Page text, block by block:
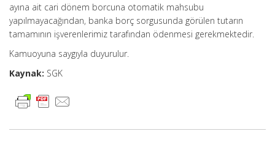
ayına ait cari dönem borcuna otomatik mahsubu
yapılmayacağından, banka borç sorgusunda görülen tutarın
tamamının işverenlerimiz tarafından ödenmesi gerekmektedir.
Kamuoyuna saygıyla duyurulur.
Kaynak: SGK